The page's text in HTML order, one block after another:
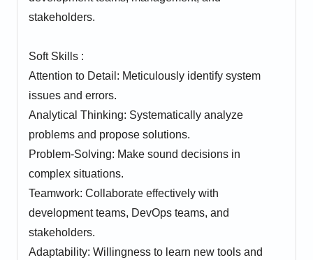
stakeholders.
Soft Skills :
Attention to Detail: Meticulously identify system
issues and errors.
Analytical Thinking: Systematically analyze
problems and propose solutions.
Problem-Solving: Make sound decisions in
complex situations.
Teamwork: Collaborate effectively with
development teams, DevOps teams, and
stakeholders.
Adaptability: Willingness to learn new tools and